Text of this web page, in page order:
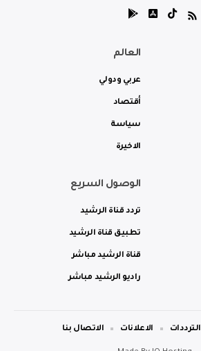
العالم
عربي ودولي
أقتصاد
سياسة
الاخيرة
الوصول السريع
تردد قناة الرشيد
تطبيق قناة الرشيد
قناة الرشيد مباشر
راديو الرشيد مباشر
الترددات الاعلانات الاتصال بنا